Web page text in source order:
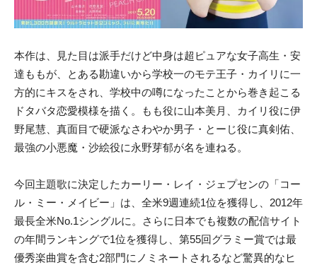
本作は、見た目は派手だけど中身は超ピュアな女子高生・安
達ももが、とある勘違いから学校一のモテ王子・カイリに一
方的にキスをされ、学校中の噂になったことから巻き起こる
ドタバタ恋愛模様を描く。もも役に山本美月、カイリ役に伊
野尾慧、真面目で硬派なさわやか男子・とーじ役に真剣佑、
最強の小悪魔・沙絵役に永野芽郁が名を連ねる。
今回主題歌に決定したカーリー・レイ・ジェプセンの「コー
ル・ミー・メイビー」は、全米9週連続1位を獲得し、2012年
最長全米No.1シングルに。さらに日本でも複数の配信サイト
の年間ランキングで1位を獲得し、第55回グラミー賞では最
優秀楽曲賞を含む2部門にノミネートされるなど驚異的なヒ